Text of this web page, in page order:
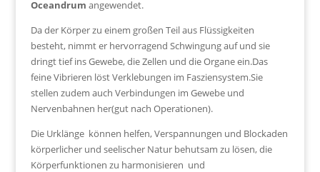
Oceandrum angewendet.
Da der Körper zu einem großen Teil aus Flüssigkeiten
besteht, nimmt er hervorragend Schwingung auf und sie
dringt tief ins Gewebe, die Zellen und die Organe ein.Das
feine Vibrieren löst Verklebungen im Fasziensystem.Sie
stellen zudem auch Verbindungen im Gewebe und
Nervenbahnen her(gut nach Operationen).
Die Urklänge können helfen, Verspannungen und Blockaden
körperlicher und seelischer Natur behutsam zu lösen, die
Körperfunktionen zu harmonisieren und